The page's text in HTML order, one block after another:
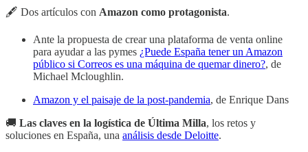
🖋 Dos artículos con Amazon como protagonista.
Ante la propuesta de crear una plataforma de venta online
para ayudar a las pymes ¿Puede España tener un Amazon
público si Correos es una máquina de quemar dinero?, de
Michael Mcloughlin.
Amazon y el paisaje de la post-pandemia, de Enrique Dans
🚚 Las claves en la logística de Última Milla, los retos y
soluciones en España, una análisis desde Deloitte.